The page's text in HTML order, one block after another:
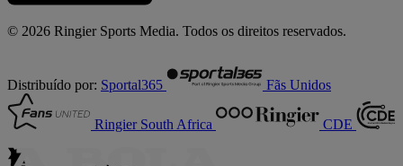
© 2026 Ringier Sports Media. Todos os direitos reservados.
Distribuído por: Sportal365 Fãs Unidos
Ringier South Africa CDE